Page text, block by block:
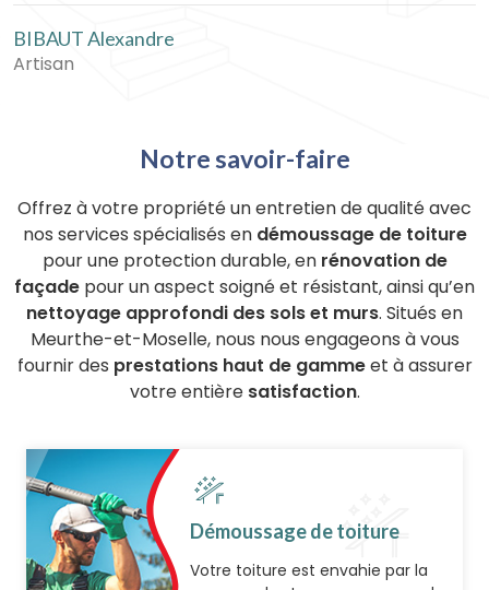
BIBAUT Alexandre
Artisan
Notre savoir-faire
Offrez à votre propriété un entretien de qualité avec
nos services spécialisés en démoussage de toiture
pour une protection durable, en rénovation de
façade pour un aspect soigné et résistant, ainsi qu’en
nettoyage approfondi des sols et murs. Situés en
Meurthe-et-Moselle, nous nous engageons à vous
fournir des prestations haut de gammeet à assurer
votre entière satisfaction.
Démoussage de toiture
Votre toiture est envahie par la